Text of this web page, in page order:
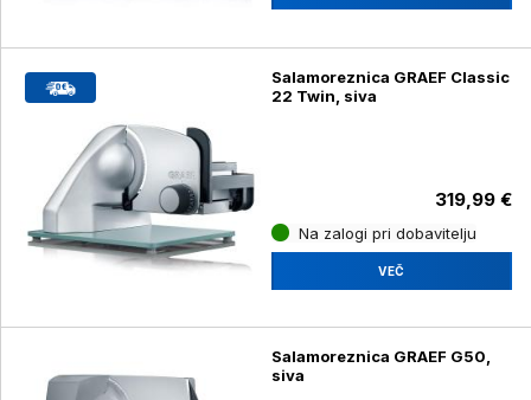
Salamoreznica GRAEF Classic
22 Twin, siva
319,99 €
Na zalogi pri dobavitelju
VEČ
Salamoreznica GRAEF G50,
siva